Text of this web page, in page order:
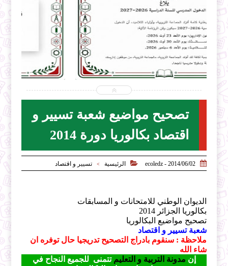
2026-07-31
ecoledz.net
شاهد الموضوع
تصحيح مواضيع شعبة تسيير و
اقتصاد بكالوريا دورة 2014

2014/06/02 - ecoledz
 الرئيسية > تسيير و اقتصاد
الديوان الوطني للامتحانات و المسابقات
بكالوريا الجزائر 2014
تصحيح مواضيع البكالوريا
شعبة تسيير و اقتصاد
ملاحظة : سنقوم بادراج التصحيح تدريجيا حال توفره ان
شاء الله
إن مدونة التربية و التعليم تتمنى للجميع النجاح في